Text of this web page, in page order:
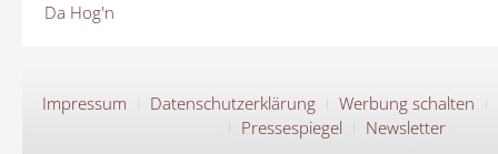
Da Hog'n
Impressum Datenschutzerklärung
Werbung schalten
Pressespiegel
Newsletter